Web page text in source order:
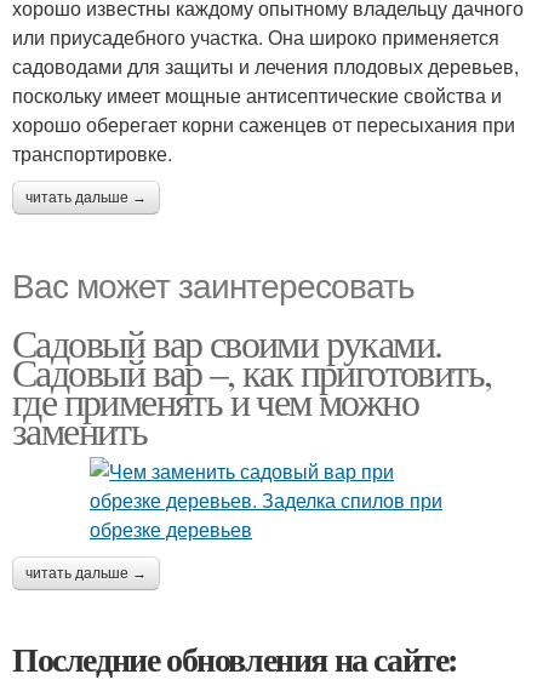
хорошо известны каждому опытному владельцу дачного
или приусадебного участка. Она широко применяется
садоводами для защиты и лечения плодовых деревьев,
поскольку имеет мощные антисептические свойства и
хорошо оберегает корни саженцев от пересыхания при
транспортировке.
читать дальше →
Вас может заинтересовать
Садовый вар своими руками.
Садовый вар –, как приготовить,
где применять и чем можно
заменить
читать дальше →
Последние обновления на сайте: